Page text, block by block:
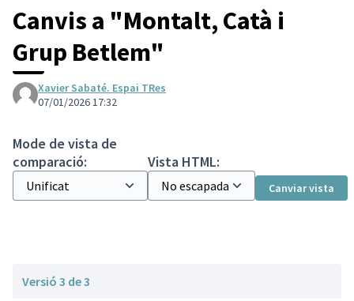
Canvis a "Montalt, Catà i
Grup Betlem"
Xavier Sabaté. Espai TRes
07/01/2026 17:32
Mode de vista de
comparació:
Vista HTML:
Canviar vista
Versió 3 de 3